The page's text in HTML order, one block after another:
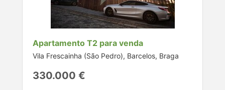
Apartamento T2 para venda
Vila Frescainha (São Pedro), Barcelos, Braga
330.000 €